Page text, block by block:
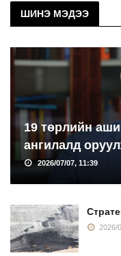
ШИНЭ МЭДЭЭ
19 төрлийн
ангилалд
2026/07/07, 11:39
2026/